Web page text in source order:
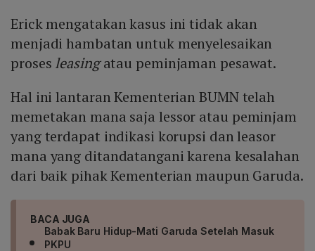
Erick mengatakan kasus ini tidak akan
menjadi hambatan untuk menyelesaikan
proses leasingatau peminjaman pesawat.
Hal ini lantaran Kementerian BUMN telah
memetakan mana saja lessor atau peminjam
yang terdapat indikasi korupsi dan leasor
mana yang ditandatangani karena kesalahan
dari baik pihak Kementerian maupun Garuda.
BACA JUGA
Babak Baru Hidup-Mati Garuda Setelah Masuk
PKPU